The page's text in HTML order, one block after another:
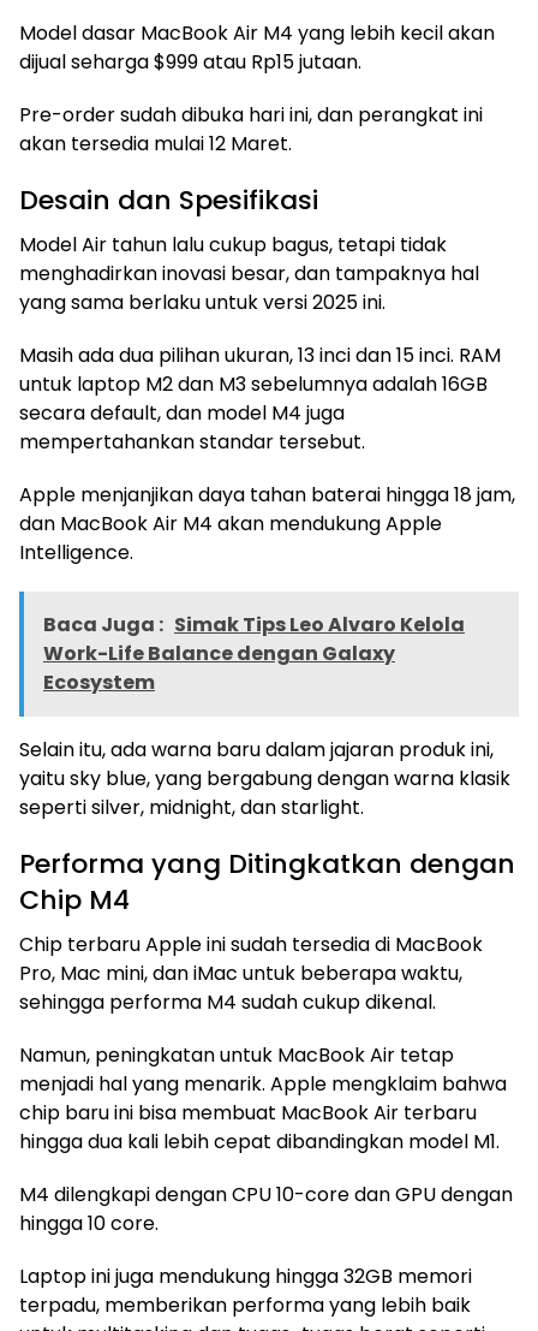
Model dasar MacBook Air M4 yang lebih kecil akan
dijual seharga $999 atau Rp15 jutaan.
Pre-order sudah dibuka hari ini, dan perangkat ini
akan tersedia mulai 12 Maret.
Desain dan Spesifikasi
Model Air tahun lalu cukup bagus, tetapi tidak
menghadirkan inovasi besar, dan tampaknya hal
yang sama berlaku untuk versi 2025 ini.
Masih ada dua pilihan ukuran, 13 inci dan 15 inci. RAM
untuk laptop M2 dan M3 sebelumnya adalah 16GB
secara default, dan model M4 juga
mempertahankan standar tersebut.
Apple menjanjikan daya tahan baterai hingga 18 jam,
dan MacBook Air M4 akan mendukung Apple
Intelligence.
Baca Juga : Simak Tips Leo Alvaro Kelola
Work-Life Balance dengan Galaxy
Ecosystem
Selain itu, ada warna baru dalam jajaran produk ini,
yaitu sky blue, yang bergabung dengan warna klasik
seperti silver, midnight, dan starlight.
Performa yang Ditingkatkan dengan
Chip M4
Chip terbaru Apple ini sudah tersedia di MacBook
Pro, Mac mini, dan iMac untuk beberapa waktu,
sehingga performa M4 sudah cukup dikenal.
Namun, peningkatan untuk MacBook Air tetap
menjadi hal yang menarik. Apple mengklaim bahwa
chip baru ini bisa membuat MacBook Air terbaru
hingga dua kali lebih cepat dibandingkan model M1.
M4 dilengkapi dengan CPU 10-core dan GPU dengan
hingga 10 core.
Laptop ini juga mendukung hingga 32GB memori
terpadu, memberikan performa yang lebih baik